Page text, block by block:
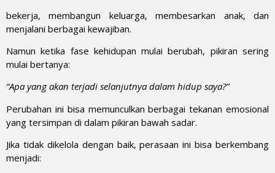
bekerja, membangun keluarga, membesarkan anak, dan
menjalani berbagai kewajiban.
Namun ketika fase kehidupan mulai berubah, pikiran sering
mulai bertanya:
“Apa yang akan terjadi selanjutnya dalam hidup saya?”
Perubahan ini bisa memunculkan berbagai tekanan emosional
yang tersimpan di dalam pikiran bawah sadar.
Jika tidak dikelola dengan baik, perasaan ini bisa berkembang
menjadi: